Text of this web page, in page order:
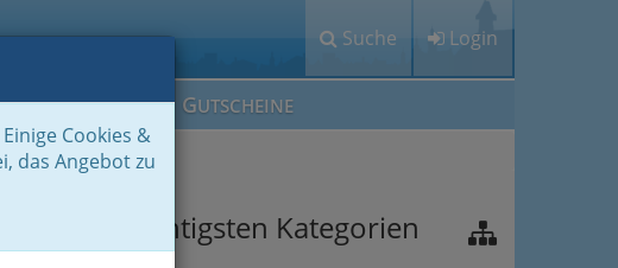
Suche Login
MEIN IG GUTSCHEINE
Cookies &
das Angebot zu
Die wichtigsten Kategorien